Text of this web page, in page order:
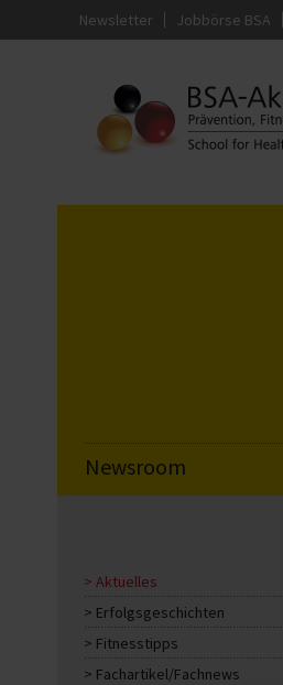
Newsletter Jobbörse BSA
Newsroom
Aktuelles
Erfolgsgeschichten
Fitnesstipps
Fachartikel/Fachnews